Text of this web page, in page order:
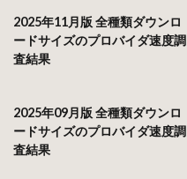
2025年11月版 全種類ダウンロ
ードサイズのプロバイダ速度調
査結果
2025年09月版 全種類ダウンロ
ードサイズのプロバイダ速度調
査結果